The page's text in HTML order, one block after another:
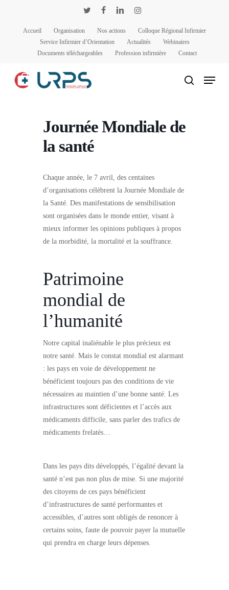
Accueil
Organisation Nos actions
Colloque Régional Infirmier
Service Infirmier d’Orientation
Actualités
Webinaires
Documents téléchargeables
Profession infirmière Contact
rechercher
Menu
Journée Mondiale de
la santé
Chaque année, le 7 avril, des centaines
d’organisations célèbrent la Journée Mondiale de
la Santé. Des manifestations de sensibilisation
sont organisées dans le monde entier, visant à
mieux informer les opinions publiques à propos
de la morbidité, la mortalité et la souffrance.
Patrimoine
mondial de
l’humanité
Notre capital inaliénable le plus précieux est
notre santé. Mais le constat mondial est alarmant
: les pays en voie de développement ne
bénéficient toujours pas des conditions de vie
nécessaires au maintien d’une bonne santé. Les
infrastructures sont déficientes et l’accès aux
médicaments difficile, sans parler des trafics de
médicaments frelatés…
Dans les pays dits développés, l’égalité devant la
santé n’est pas non plus de mise. Si une majorité
des citoyens de ces pays bénéficient
d’infrastructures de santé performantes et
accessibles, d’autres sont obligés de renoncer à
certains soins, faute de pouvoir payer la mutuelle
qui prendra en charge leurs dépenses.
Panneau de gestion des cookies